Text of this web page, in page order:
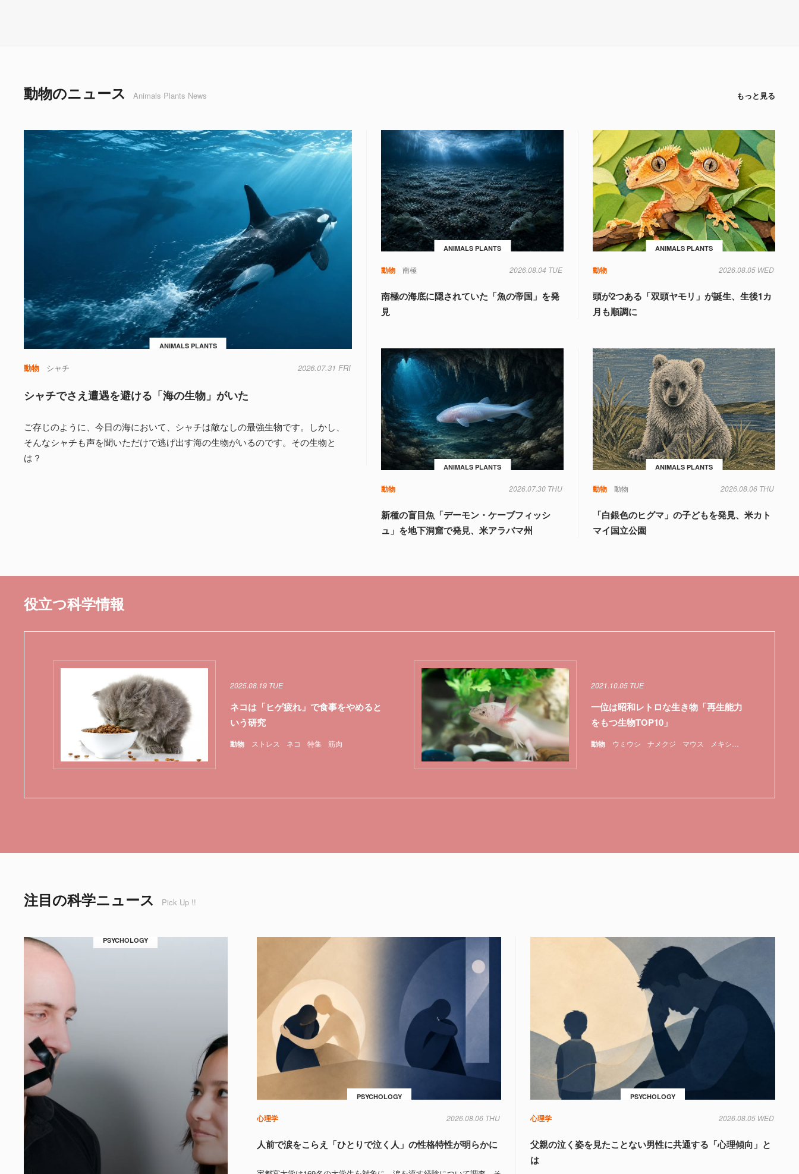
動物のニュース Animals Plants News もっと見る
ANIMALS PLANTS
動物 シャチ 2026.07.31 FRI
シャチでさえ遭遇を避ける「海の生物」がいた
ご存じのように、今日の海において、シャチは敵なしの最強生物です。しかし、
そんなシャチも声を聞いただけで逃げ出す海の生物がいるのです。その生物と
は？
ANIMALS PLANTS
動物 南極 2026.08.04 TUE
南極の海底に隠されていた「魚の帝国」を発
見
ANIMALS PLANTS
動物 2026.08.05 WED
頭が2つある「双頭ヤモリ」が誕生、生後1カ
月も順調に
ANIMALS PLANTS
動物 2026.07.30 THU
新種の盲目魚「デーモン・ケーブフィッシ
ュ」を地下洞窟で発見、米アラバマ州
ANIMALS PLANTS
動物 動物 2026.08.06 THU
「白銀色のヒグマ」の子どもを発見、米カト
マイ国立公園
役立つ科学情報
動物 ストレス ネコ 特集 筋肉
2025.08.19 TUE
ネコは「ヒゲ疲れ」で食事をやめると
いう研究
動物 ウミウシ ナメクジ マウス メキシコ
2021.10.05 TUE
一位は昭和レトロな生き物「再生能力
をもつ生物TOP10」
注目の科学ニュース Pick Up !!
PSYCHOLOGY
PSYCHOLOGY
心理学 2026.08.06 THU
人前で涙をこらえ「ひとりで泣く人」の性格特性が明らかに
PSYCHOLOGY
心理学 2026.08.05 WED
父親の泣く姿を見たことない男性に共通する「心理傾向」と
は